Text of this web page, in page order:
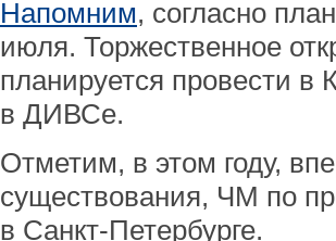
Напомним, согласно
июля. Торжественное
планируется провести
в ДИВСе.
Отметим, в этом году,
существования, ЧМ по
в Санкт-Петербурге.